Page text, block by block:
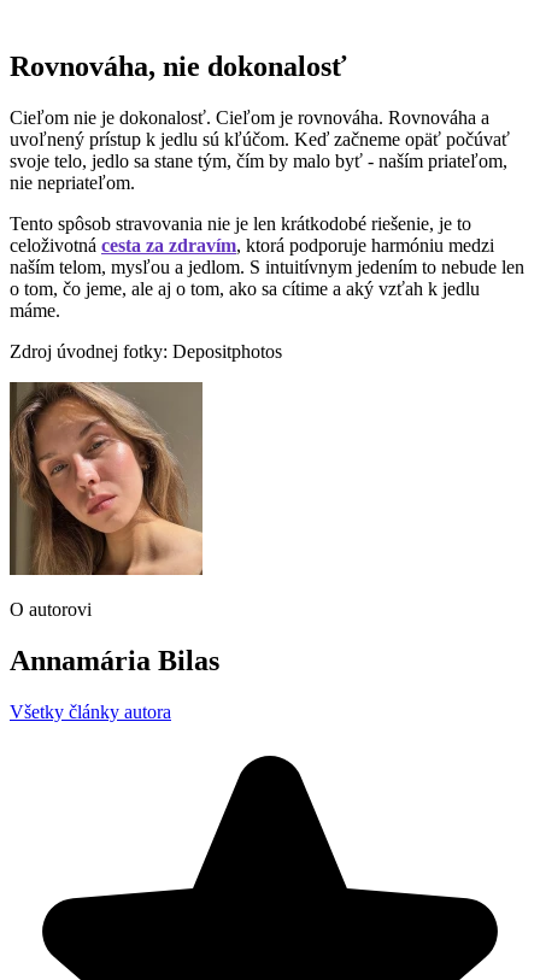
Rovnováha, nie dokonalosť
Cieľom nie je dokonalosť. Cieľom je rovnováha. Rovnováha a
uvoľnený prístup k jedlu sú kľúčom. Keď začneme opäť počúvať
svoje telo, jedlo sa stane tým, čím by malo byť - naším priateľom,
nie nepriateľom.
Tento spôsob stravovania nie je len krátkodobé riešenie, je to
celoživotná cesta za zdravím, ktorá podporuje harmóniu medzi
naším telom, mysľou a jedlom. S intuitívnym jedením to nebude len
o tom, čo jeme, ale aj o tom, ako sa cítime a aký vzťah k jedlu
máme.
Zdroj úvodnej fotky: Depositphotos
O autorovi
Annamária Bilas
Všetky články autora